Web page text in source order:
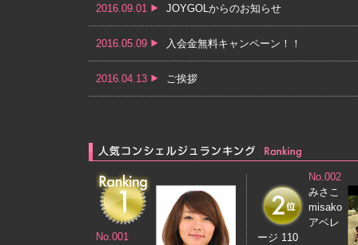
2016.09.01 JOYGOLからのお知らせ
2016.05.09 入会金無料キャンペーン！！
2016.04.13 ご挨拶
No.001
No.002
みさこ
misako
アベレ
ージ 110